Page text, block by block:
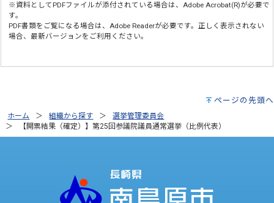
※資料としてPDFファイルが添付されている場合は、Adobe Acrobat(R)が必要で
す。
PDF書類をご覧になる場合は、Adobe Readerが必要です。正しく表示されない
場合、最新バージョンをご利用ください。
ページの先頭へ
ホーム 組織から探す
選挙管理委員会
【開票結果（確定）】第25回参議院議員通常選挙（比例代表）